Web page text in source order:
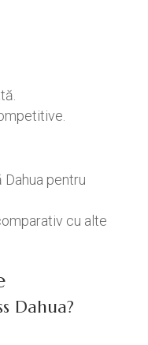
pentru
cu alte
Dahua?